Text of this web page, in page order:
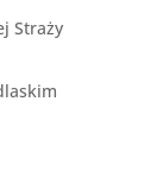
Straży